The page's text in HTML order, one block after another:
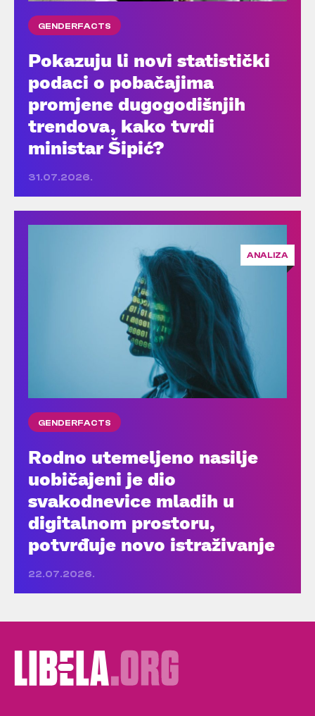
GENDERFACTS
Pokazuju li novi statistički
podaci o pobačajima
promjene dugogodišnjih
trendova, kako tvrdi
ministar Šipić?
31.07.2026.
ANALIZA
GENDERFACTS
Rodno utemeljeno nasilje
uobičajeni je dio
svakodnevice mladih u
digitalnom prostoru,
potvrđuje novo istraživanje
22.07.2026.